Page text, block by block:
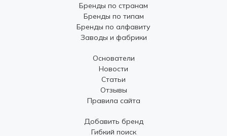
Бренды по странам
Бренды по типам
Бренды по алфавиту
Заводы и фабрики
Основатели
Новости
Статьи
Отзывы
Правила сайта
Добавить бренд
Гибкий поиск